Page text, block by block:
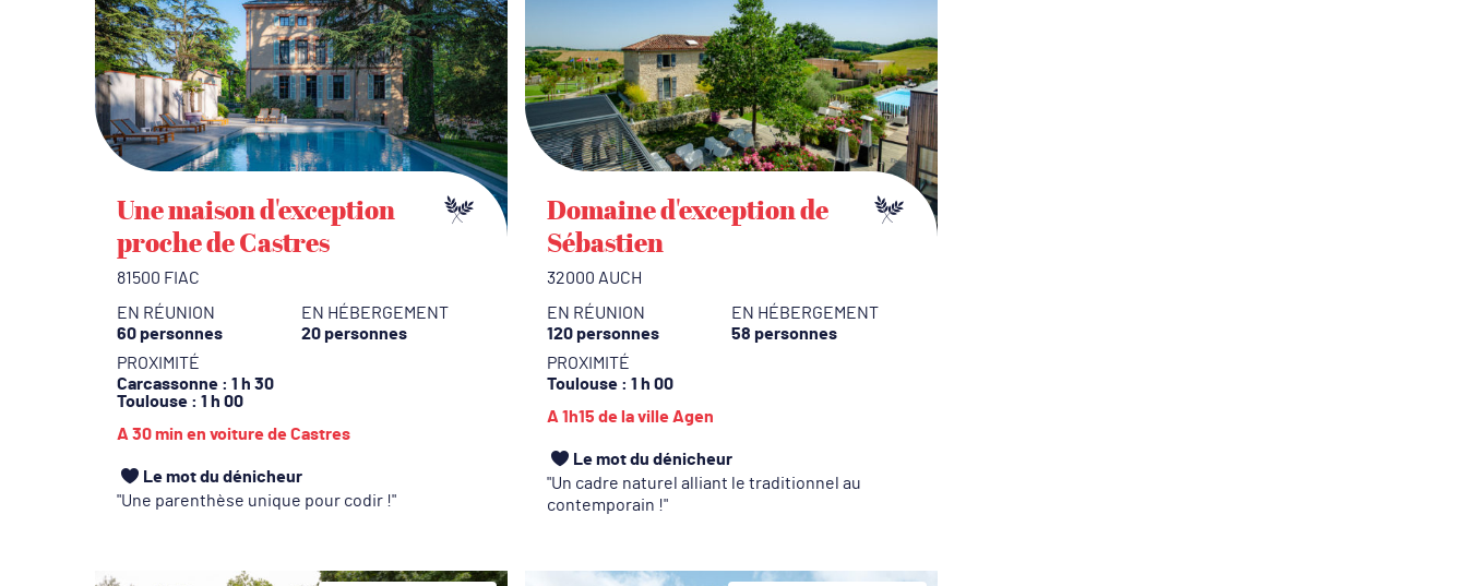
Une maison d'exception
proche de Castres
81500 FIAC
EN RÉUNION
60 personnes
EN HÉBERGEMENT
20 personnes
PROXIMITÉ
Carcassonne : 1 h 30
Toulouse : 1 h 00
A 30 min en voiture de Castres
Le mot du dénicheur
Une parenthèse unique pour codir !
Domaine d'exception de
Sébastien
32000 AUCH
EN RÉUNION
120 personnes
EN HÉBERGEMENT
58 personnes
PROXIMITÉ
Toulouse: 1 h 00
A 1h15 de la ville Agen
Le mot du dénicheur
Un cadre naturel alliant le traditionnel au
contemporain !